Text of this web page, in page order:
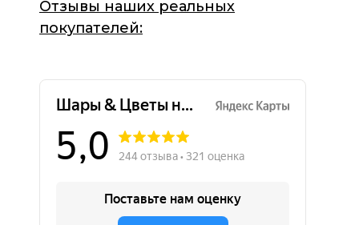
Отзывы наших реальных
покупателей: